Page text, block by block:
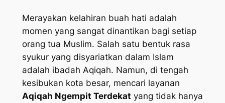
Merayakan kelahiran buah hati adalah
momen yang sangat dinantikan bagi setiap
orang tua Muslim. Salah satu bentuk rasa
syukur yang disyariatkan dalam Islam
adalah ibadah Aqiqah. Namun, di tengah
kesibukan kota besar, mencari layanan
Aqiqah Ngempit Terdekat yang tidak hanya